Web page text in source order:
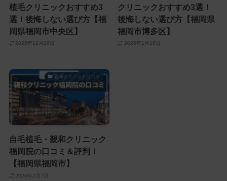
植毛クリニックおすすめ3
選！後悔しない選び方【福
岡県福岡市中央区】
2025年12月26日
クリニックおすすめ3選！
後悔しない選び方【福岡県
福岡市博多区】
2026年1月16日
親和クリニック口コミ
自毛植毛・親和クリニック
福岡院の口コミ＆評判！
【福岡県福岡市】
2026年2月7日